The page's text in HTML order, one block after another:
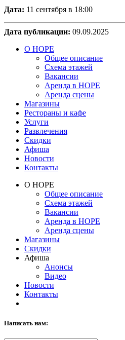
Дата: 11 сентября в 18:00
Дата публикации: 09.09.2025
О НОРЕ
Общее описание
Схема этажей
Вакансии
Аренда в НОРЕ
Аренда сцены
Магазины
Рестораны и кафе
Услуги
Развлечения
Скидки
Афиша
Новости
Контакты
О НОРЕ
Общее описание
Схема этажей
Вакансии
Аренда в НОРЕ
Аренда сцены
Магазины
Скидки
Афиша
Анонсы
Видео
Новости
Контакты
Написать нам: